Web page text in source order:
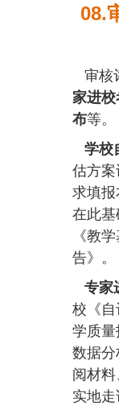
08.
审核
家进
布等。
学校
估方
求填报
在此基
《教
告》。
专家
校《
学质
数据
阅材
实地